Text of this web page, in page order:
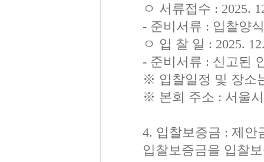
ㅇ 서류접수 : 2025.
- 준비서류 : 입찰양
ㅇ 입 찰 일 : 2025.
- 준비서류 : 신고된
※ 입찰일정 및 장소
※ 본회 주소 : 서울
4. 입찰보증금 : 제안
입찰보증금을 입찰